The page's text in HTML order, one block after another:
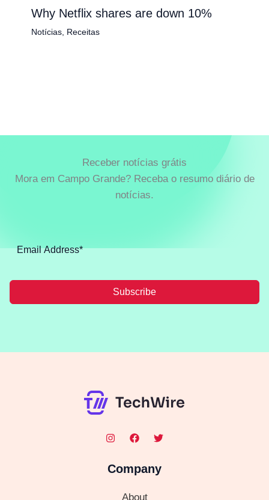
Why Netflix shares are down 10%
Notícias, Receitas
Receber notícias grátis
Mora em Campo Grande? Receba o resumo diário de
notícias.
Subscribe
Company
About